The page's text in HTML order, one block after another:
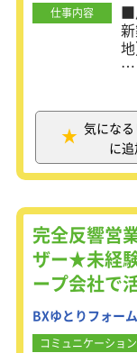
仕事内容
■
気になる
に追
完全反響営
ザー★未経
ープ会社で
BXゆとりフォー
コミュニケーショ